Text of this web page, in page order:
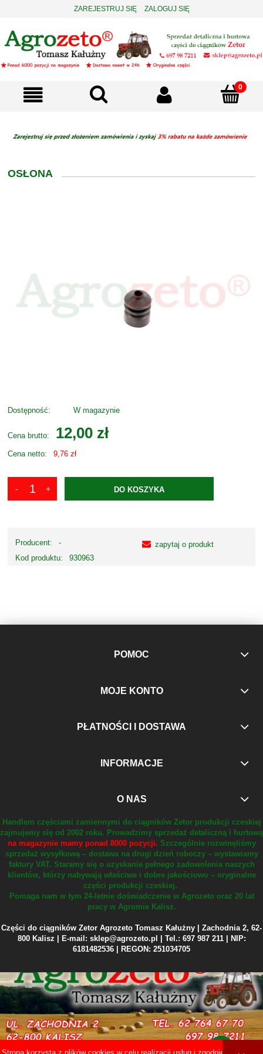
ZAREJESTRUJ SIĘ ZALOGUJ SIĘ
OSŁONA
Dostępność: W magazynie
Cena brutto: 12,00 zł
Cena netto: 9,76 zł
DO KOSZYKA
Producent:
-
Kod produktu:
930963
zapytaj o produkt
POMOC
MOJE KONTO
PŁATNOŚCI I DOSTAWA
INFORMACJE
O NAS
Handlem częściami zamiennymi do ciągników Zetor produkcji czeskiej
zajmujemy się od 2002 roku. Prowadzimy sprzedaż detaliczną i hurtową
na magazynie mamy ponad 8000 pozycji. Szczególnie rozwinęliśmy
sprzedaż wysyłkową – dostawa na drugi dzień roboczy – wystawiamy
faktury VAT. Staramy się o uzyskanie pełnego zadowolenia naszych
klientów, którzy nabywają właściwe i dobre jakościowo – oryginalne
części produkcji czeskiej.
Pomaga nam w tym 24-letnie doświadczenie w Agrozeto oraz 20 lat
pracy w Agromie Kalisz.
Części do ciągników Zetor Agrozeto Tomasz Kałużny | Zachodnia 2, 62-
800 Kalisz | E-mail: sklep@agrozeto.pl | Tel.: 697 987 211 | NIP:
6181482536 | REGON: 251034705